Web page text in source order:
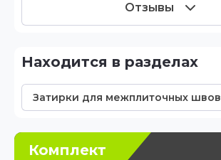
Отзывы
Находится в разделах
Затирки для межплиточных швов
Комплект